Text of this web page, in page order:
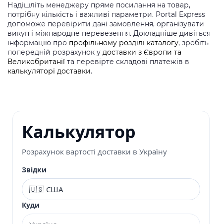
Надішліть менеджеру пряме посилання на товар,
потрібну кількість і важливі параметри. Portal Express
допоможе перевірити дані замовлення, організувати
викуп і міжнародне перевезення. Докладніше дивіться
інформацію про профільному розділі каталогу, зробіть
попередній розрахунок у доставки з Європи та
Великобританії та перевірте складові платежів в
калькуляторі доставки.
Калькулятор
Розрахунок вартості доставки в Україну
Звідки
Куди